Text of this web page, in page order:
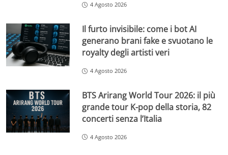
4 Agosto 2026
Il furto invisibile: come i bot AI
generano brani fake e svuotano le
royalty degli artisti veri
4 Agosto 2026
BTS Arirang World Tour 2026: il più
grande tour K-pop della storia, 82
concerti senza l’Italia
4 Agosto 2026